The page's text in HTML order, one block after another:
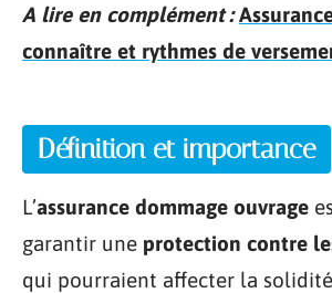
A lire en complément :
connaître et rythmes de
Définition et importance
L’assurance dommage ouvrage
garantir une protection contre
qui pourraient affecter la